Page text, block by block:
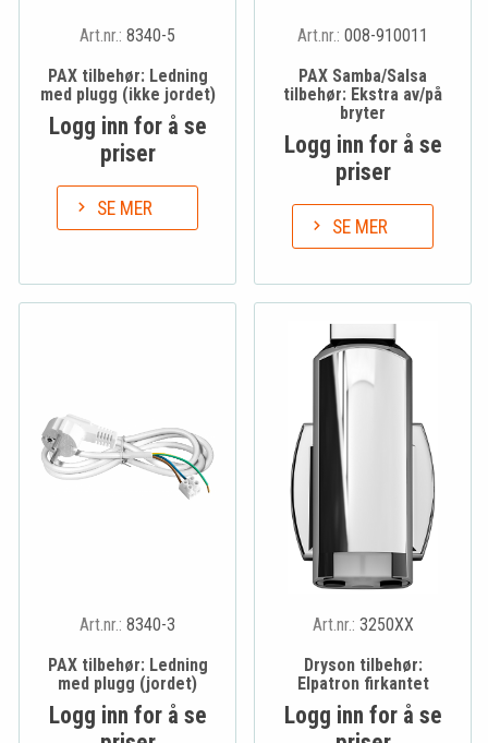
Art.nr.: 8340-5
PAX tilbehør: Ledning
med plugg (ikke jordet)
Logg inn for å se
priser
SE MER
Art.nr.: 008-910011
PAX Samba/Salsa
tilbehør: Ekstra av/på
bryter
Logg inn for å se
priser
SE MER
Art.nr.: 8340-3
PAX tilbehør: Ledning
med plugg (jordet)
Logg inn for å se
Art.nr.: 3250XX
Dryson tilbehør:
Elpatron firkantet
Logg inn for å se